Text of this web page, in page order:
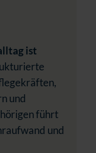
ist
und
führt
und